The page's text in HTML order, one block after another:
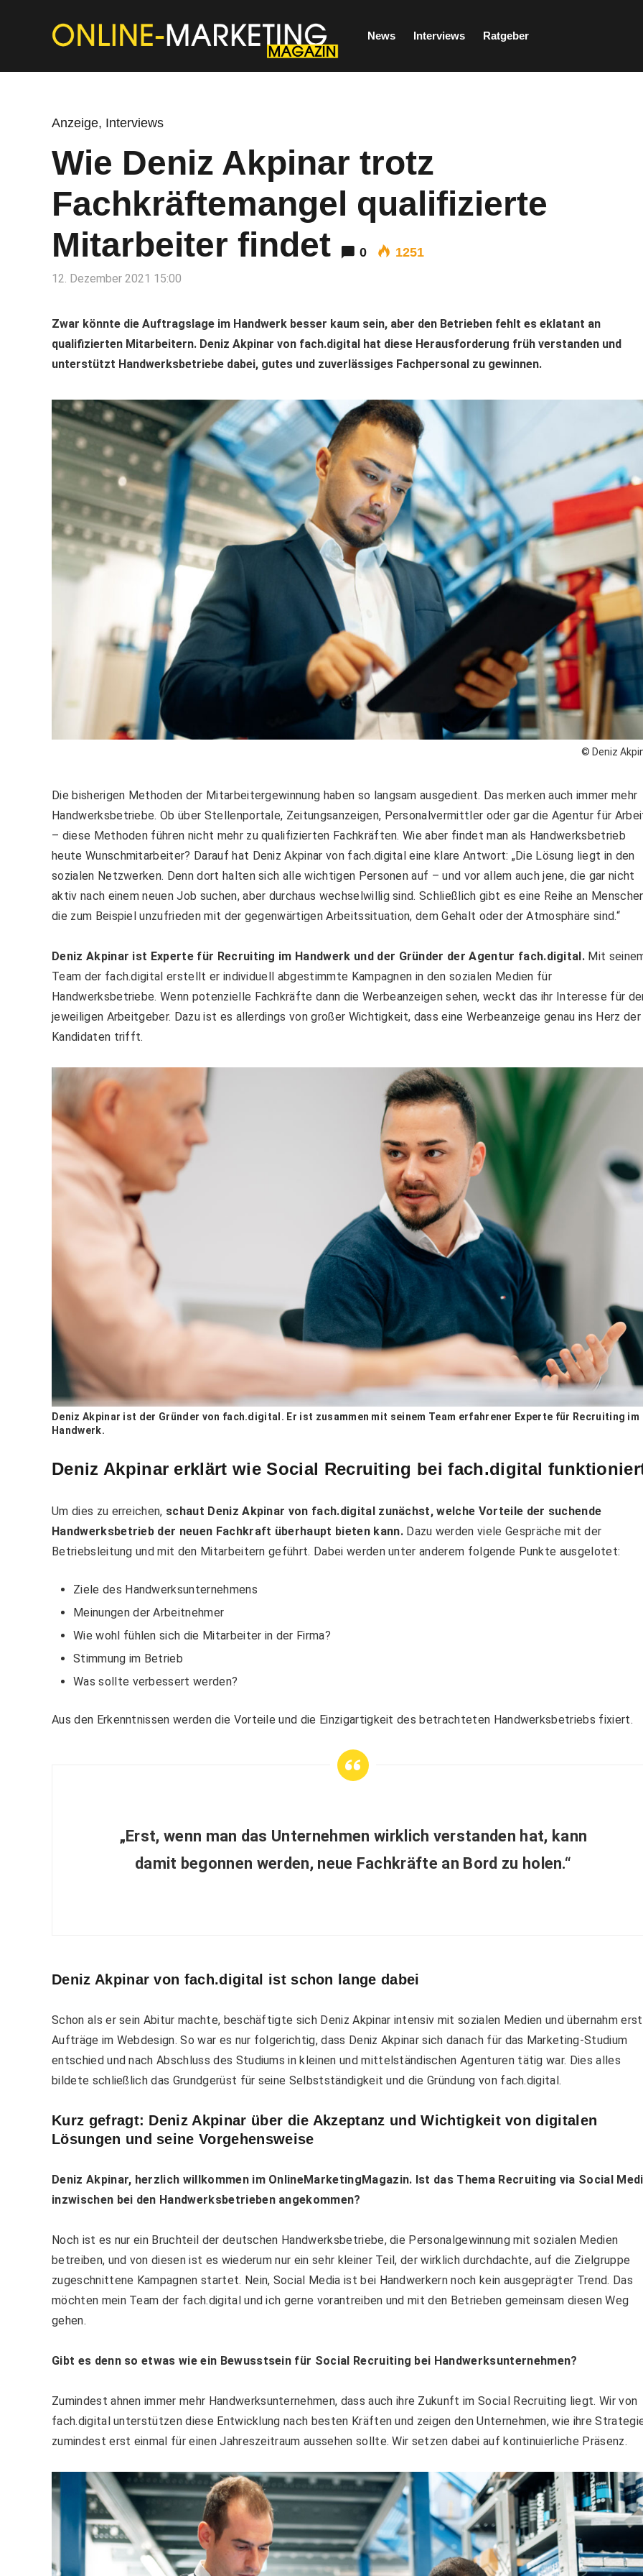
News Interviews Ratgeber
Anzeige, Interviews
Wie Deniz Akpinar trotz
Fachkräftemangel qualifizierte
Mitarbeiter findet
0 1251
12. Dezember 2021 15:00
Zwar könnte die Auftragslage im Handwerk besser kaum sein, aber den Betrieben fehlt es eklatant an
qualifizierten Mitarbeitern. Deniz Akpinar von fach.digital hat diese Herausforderung früh verstanden und
unterstützt Handwerksbetriebe dabei, gutes und zuverlässiges Fachpersonal zu gewinnen.
© Deniz
Die bisherigen Methoden der Mitarbeitergewinnung haben so langsam ausgedient. Das merken auch immer mehr
Handwerksbetriebe. Ob über Stellenportale, Zeitungsanzeigen, Personalvermittler oder gar die Agentur für
– diese Methoden führen nicht mehr zu qualifizierten Fachkräften. Wie aber findet man als Handwerksbetrieb
heute Wunschmitarbeiter? Darauf hat Deniz Akpinar von fach.digital eine klare Antwort: „Die Lösung liegt in den
sozialen Netzwerken. Denn dort halten sich alle wichtigen Personen auf – und vor allem auch jene, die gar nicht
aktiv nach einem neuen Job suchen, aber durchaus wechselwillig sind. Schließlich gibt es eine Reihe an
die zum Beispiel unzufrieden mit der gegenwärtigen Arbeitssituation, dem Gehalt oder der Atmosphäre sind.“
Deniz Akpinar ist Experte für Recruiting im Handwerk und der Gründer der Agentur fach.digital. Mit
Team der fach.digital erstellt er individuell abgestimmte Kampagnen in den sozialen Medien für
Handwerksbetriebe. Wenn potenzielle Fachkräfte dann die Werbeanzeigen sehen, weckt das ihr Interesse für
jeweiligen Arbeitgeber. Dazu ist es allerdings von großer Wichtigkeit, dass eine Werbeanzeige genau ins Herz der
Kandidaten trifft.
Deniz Akpinar ist der Gründer von fach.digital. Er ist zusammen mit seinem Team erfahrener Experte für Recruiting im
Handwerk.
Deniz Akpinar erklärt wie Social Recruiting bei fach.digital
Um dies zu erreichen, schaut Deniz Akpinar von fach.digital zunächst, welche Vorteile der suchende
Handwerksbetrieb der neuen Fachkraft überhaupt bieten kann.Dazu werden viele Gespräche mit der
Betriebsleitung und mit den Mitarbeitern geführt. Dabei werden unter anderem folgende Punkte ausgelotet:
Ziele des Handwerksunternehmens
Meinungen der Arbeitnehmer
Wie wohl fühlen sich die Mitarbeiter in der Firma?
Stimmung im Betrieb
Was sollte verbessert werden?
Aus den Erkenntnissen werden die Vorteile und die Einzigartigkeit des betrachteten Handwerksbetriebs fixiert.
„Erst, wenn man das Unternehmen wirklich verstanden hat, kann
damit begonnen werden, neue Fachkräfte an Bord zu holen.“
Deniz Akpinar von fach.digital ist schon lange dabei
Schon als er sein Abitur machte, beschäftigte sich Deniz Akpinar intensiv mit sozialen Medien und übernahm
Aufträge im Webdesign. So war es nur folgerichtig, dass Deniz Akpinar sich danach für das Marketing-Studium
entschied und nach Abschluss des Studiums in kleinen und mittelständischen Agenturen tätig war. Dies alles
bildete schließlich das Grundgerüst für seine Selbstständigkeit und die Gründung von fach.digital.
Kurz gefragt: Deniz Akpinar über die Akzeptanz und Wichtigkeit von digitalen
Lösungen und seine Vorgehensweise
Deniz Akpinar, herzlich willkommen im OnlineMarketingMagazin. Ist das Thema Recruiting via Social
inzwischen bei den Handwerksbetrieben angekommen?
Noch ist es nur ein Bruchteil der deutschen Handwerksbetriebe, die Personalgewinnung mit sozialen Medien
betreiben, und von diesen ist es wiederum nur ein sehr kleiner Teil, der wirklich durchdachte, auf die Zielgruppe
zugeschnittene Kampagnen startet. Nein, Social Media ist bei Handwerkern noch kein ausgeprägter Trend. Das
möchten mein Team der fach.digital und ich gerne vorantreiben und mit den Betrieben gemeinsam diesen Weg
gehen.
Gibt es denn so etwas wie ein Bewusstsein für Social Recruiting bei Handwerksunternehmen?
Zumindest ahnen immer mehr Handwerksunternehmen, dass auch ihre Zukunft im Social Recruiting liegt. Wir von
fach.digital unterstützen diese Entwicklung nach besten Kräften und zeigen den Unternehmen, wie ihre
zumindest erst einmal für einen Jahreszeitraum aussehen sollte. Wir setzen dabei auf kontinuierliche Präsenz.